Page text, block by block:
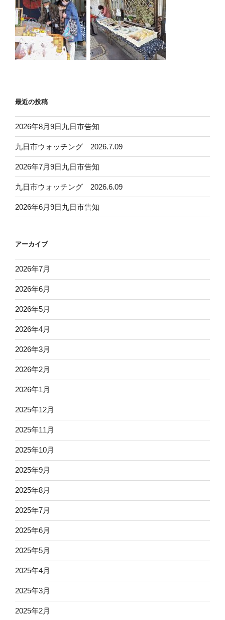
最近の投稿
2026年8月9日九日市告知
九日市ウォッチング 2026.7.09
2026年7月9日九日市告知
九日市ウォッチング 2026.6.09
2026年6月9日九日市告知
アーカイブ
2026年7月
2026年6月
2026年5月
2026年4月
2026年3月
2026年2月
2026年1月
2025年12月
2025年11月
2025年10月
2025年9月
2025年8月
2025年7月
2025年6月
2025年5月
2025年4月
2025年3月
2025年2月